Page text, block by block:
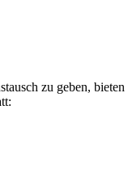
zu geben,